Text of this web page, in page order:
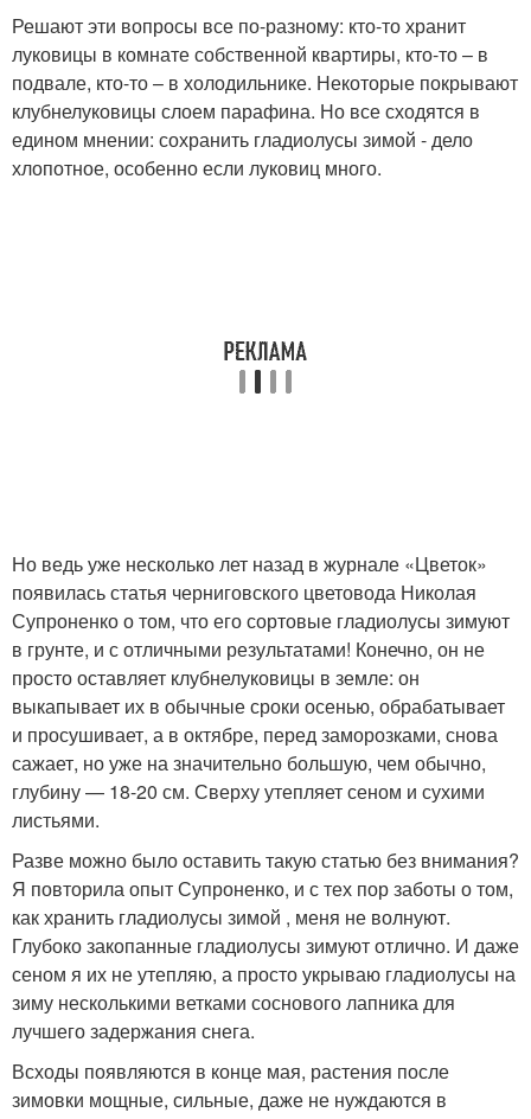
Решают эти вопросы все по-разному: кто-то хранит
луковицы в комнате собственной квартиры, кто-то – в
подвале, кто-то – в холодильнике. Некоторые покрывают
клубнелуковицы слоем парафина. Но все сходятся в
едином мнении: сохранить гладиолусы зимой - дело
хлопотное, особенно если луковиц много.
Но ведь уже несколько лет назад в журнале «Цветок»
появилась статья черниговского цветовода Николая
Супроненко о том, что его сортовые гладиолусы зимуют
в грунте, и с отличными результатами! Конечно, он не
просто оставляет клубнелуковицы в земле: он
выкапывает их в обычные сроки осенью, обрабатывает
и просушивает, а в октябре, перед заморозками, снова
сажает, но уже на значительно большую, чем обычно,
глубину — 18-20 см. Сверху утепляет сеном и сухими
листьями.
Разве можно было оставить такую статью без внимания?
Я повторила опыт Супроненко, и с тех пор заботы о том,
как хранить гладиолусы зимой , меня не волнуют.
Глубоко закопанные гладиолусы зимуют отлично. И даже
сеном я их не утепляю, а просто укрываю гладиолусы на
зиму несколькими ветками соснового лапника для
лучшего задержания снега.
Всходы появляются в конце мая, растения после
зимовки мощные, сильные, даже не нуждаются в